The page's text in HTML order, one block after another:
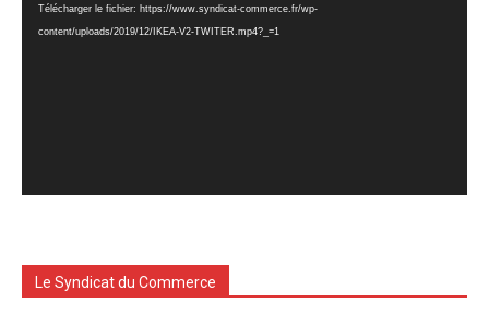
Télécharger le fichier: https://www.syndicat-commerce.fr/wp-
content/uploads/2019/12/IKEA-V2-TWITER.mp4?_=1
Le Syndicat du Commerce